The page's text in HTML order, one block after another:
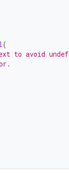
(
to avoid